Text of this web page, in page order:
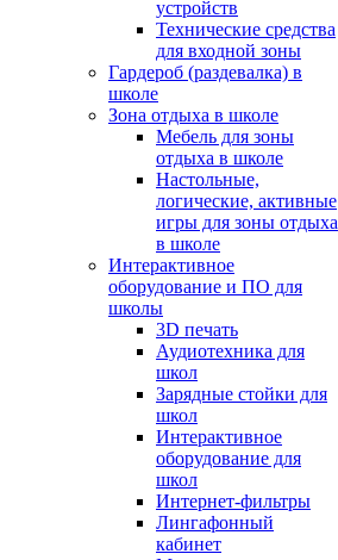
устройств
Технические средства
для входной зоны
Гардероб (раздевалка) в
школе
Зона отдыха в школе
Мебель для зоны
отдыха в школе
Настольные,
логические, активные
игры для зоны отдыха
в школе
Интерактивное
оборудование и ПО для
школы
3D печать
Аудиотехника для
школ
Зарядные стойки для
школ
Интерактивное
оборудование для
школ
Интернет-фильтры
Лингафонный
кабинет